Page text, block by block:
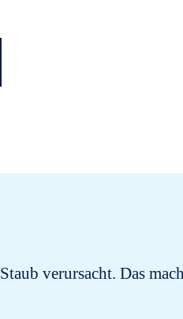
verursacht. Das